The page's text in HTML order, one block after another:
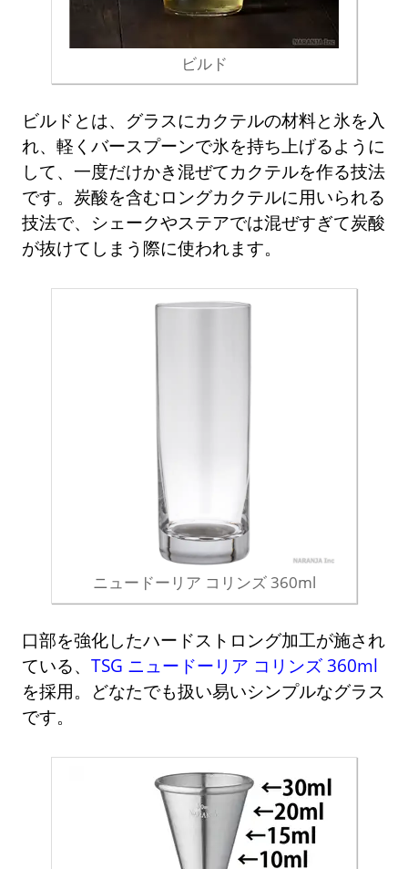
ビルド
ビルドとは、グラスにカクテルの材料と氷を入
れ、軽くバースプーンで氷を持ち上げるように
して、一度だけかき混ぜてカクテルを作る技法
です。炭酸を含むロングカクテルに用いられる
技法で、シェークやステアでは混ぜすぎて炭酸
が抜けてしまう際に使われます。
ニュードーリア コリンズ 360ml
口部を強化したハードストロング加工が施され
ている、TSG ニュードーリア コリンズ 360ml
を採用。どなたでも扱い易いシンプルなグラス
です。